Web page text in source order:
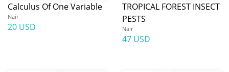
Calculus Of One Variable
Nair
20 USD
TROPICAL FOREST INSECT
PESTS
Nair
47 USD